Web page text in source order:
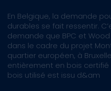
En Belgique, la demande
durables se fait ressentir.
demande que BPC et
dans le cadre du projet
quartier européen, à
entièrement en bois certifié
bois utilisé est issu d&am